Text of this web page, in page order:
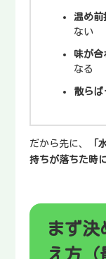
温め前
ない
味が合
なる
散らば
だから先に、 「
持ちが落ちた時
まず決
え方（